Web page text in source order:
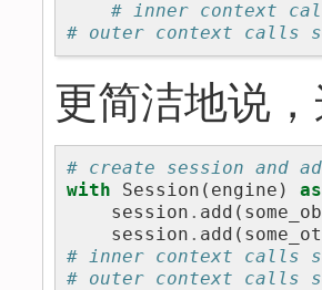
# inner context
# outer context calls
更简洁地说
# create session and
with
Session ( engine ) as
session . add (
session . add (
# inner context calls
# outer context calls